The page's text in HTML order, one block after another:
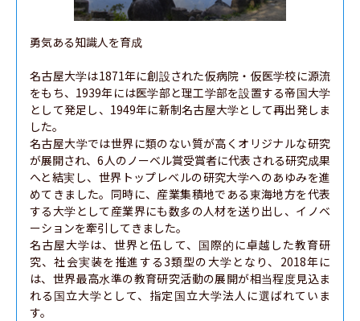
勇気ある知識人を育成
名古屋大学は1871年に創設された仮病院・仮医学校に源流
をもち、1939年には医学部と理工学部を設置する帝国大学
として発足し、1949年に新制名古屋大学として再出発しま
した。
名古屋大学では世界に類のない質が高くオリジナルな研究
が展開され、6人のノーベル賞受賞者に代表される研究成果
へと結実し、世界トップレベルの研究大学へのあゆみを進
めてきました。同時に、産業集積地である東海地方を代表
する大学として産業界にも数多の人材を送り出し、イノベ
ーションを牽引してきました。
名古屋大学は、世界と伍して、国際的に卓越した教育研
究、社会実装を推進する3類型の大学となり、2018年に
は、世界最高水準の教育研究活動の展開が相当程度見込ま
れる国立大学として、指定国立大学法人に選ばれていま
す。